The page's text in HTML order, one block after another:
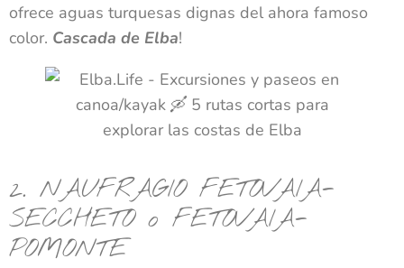
ofrece aguas turquesas dignas del ahora famoso
color. Cascada de Elba!
2. NAUFRAGIO FETOVAIA-
SECCHETO o FETOVAIA-
POMONTE